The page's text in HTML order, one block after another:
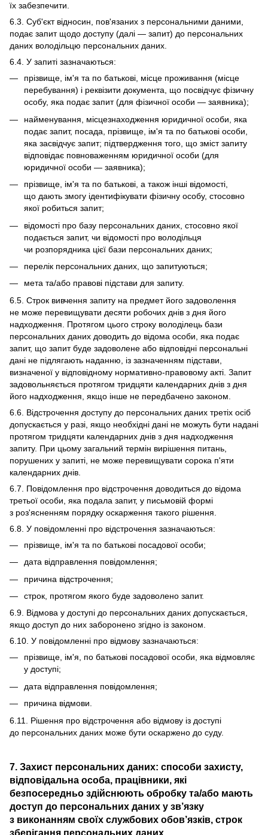
їх забезпечити.
6.3. Суб'єкт відносин, пов'язаних з персональними даними,
подає запит щодо доступу (далі — запит) до персональних
даних володільцю персональних даних.
6.4. У запиті зазначаються:
прізвище, ім'я та по батькові, місце проживання (місце
перебування) і реквізити документа, що посвідчує фізичну
особу, яка подає запит (для фізичної особи — заявника);
найменування, місцезнаходження юридичної особи, яка
подає запит, посада, прізвище, ім'я та по батькові особи,
яка засвідчує запит; підтвердження того, що зміст запиту
відповідає повноваженням юридичної особи (для
юридичної особи — заявника);
прізвище, ім'я та по батькові, а також інші відомості,
що дають змогу ідентифікувати фізичну особу, стосовно
якої робиться запит;
відомості про базу персональних даних, стосовно якої
подається запит, чи відомості про володільця
чи розпорядника цієї бази персональних даних;
перелік персональних даних, що запитуються;
мета та/або правові підстави для запиту.
6.5. Строк вивчення запиту на предмет його задоволення
не може перевищувати десяти робочих днів з дня його
надходження. Протягом цього строку володілець бази
персональних даних доводить до відома особи, яка подає
запит, що запит буде задоволене або відповідні персональні
дані не підлягають наданню, із зазначенням підстави,
визначеної у відповідному нормативно-правовому акті. Запит
задовольняється протягом тридцяти календарних днів з дня
його надходження, якщо інше не передбачено законом.
6.6. Відстрочення доступу до персональних даних третіх осіб
допускається у разі, якщо необхідні дані не можуть бути надані
протягом тридцяти календарних днів з дня надходження
запиту. При цьому загальний термін вирішення питань,
порушених у запиті, не може перевищувати сорока п'яти
календарних днів.
6.7. Повідомлення про відстрочення доводиться до відома
третьої особи, яка подала запит, у письмовій формі
з роз'ясненням порядку оскарження такого рішення.
6.8. У повідомленні про відстрочення зазначаються:
прізвище, ім'я та по батькові посадової особи;
дата відправлення повідомлення;
причина відстрочення;
строк, протягом якого буде задоволено запит.
6.9. Відмова у доступі до персональних даних допускається,
якщо доступ до них заборонено згідно із законом.
6.10. У повідомленні про відмову зазначаються:
прізвище, ім'я, по батькові посадової особи, яка відмовляє
у доступі;
дата відправлення повідомлення;
причина відмови.
6.11. Рішення про відстрочення або відмову із доступі
до персональних даних може бути оскаржено до суду.
7. Захист персональних даних: способи захисту,
відповідальна особа, працівники, які
безпосередньо здійснюють обробку та/або мають
доступ до персональних даних у зв’язку
з виконанням своїх службових обов’язків, строк
зберігання персональних даних